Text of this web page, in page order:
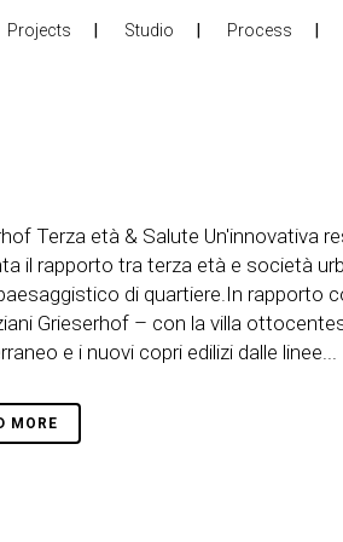
Projects Studio Process
Terza età & Salute Un'innovativa
il rapporto tra terza età e società
di quartiere.In rapporto
Grieserhof – con la villa
e i nuovi copri edilizi dalle linee...
MORE